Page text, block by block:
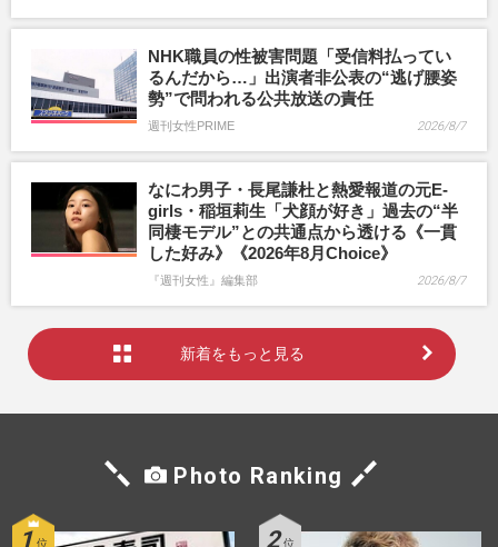
NHK職員の性被害問題「受信料払ってい
るんだから…」出演者非公表の“逃げ腰姿
勢”で問われる公共放送の責任
週刊女性PRIME 2026/8/7
なにわ男子・長尾謙杜と熱愛報道の元E-
girls・稲垣莉生「犬顔が好き」過去の“半
同棲モデル”との共通点から透ける《一貫
した好み》《2026年8月Choice》
『週刊女性』編集部 2026/8/7
新着をもっと見る
Photo Ranking